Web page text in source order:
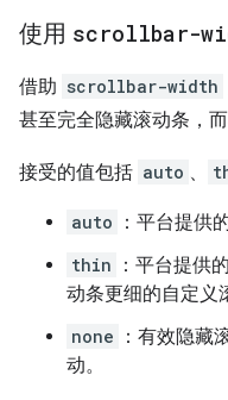
使用 scrollbar-
借助 scrollbar-width
甚至完全隐藏滚动条，
接受的值包括 auto 、
auto ：平台提供
thin
：平台提供
动条更细的自定义
none
：有效隐藏
动。